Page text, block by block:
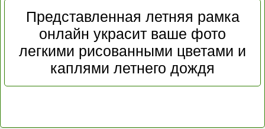
Представленная летняя рамка
онлайн украсит ваше фото
легкими рисованными цветами и
каплями летнего дождя